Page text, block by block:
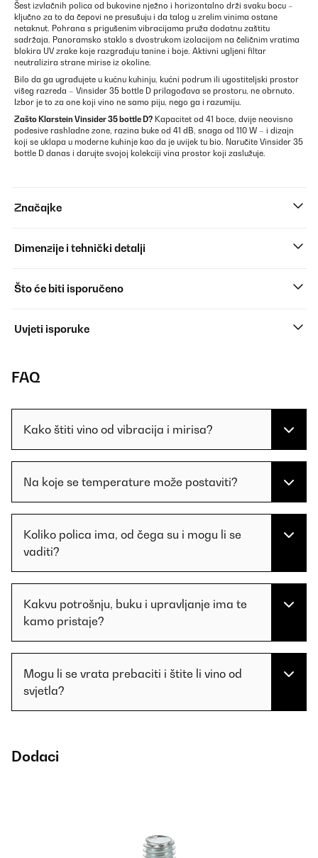
Šest izvlačnih polica od bukovine nježno i horizontalno drži svaku bocu –
ključno za to da čepovi ne presušuju i da talog u zrelim vinima ostane
netaknut. Pohrana s prigušenim vibracijama pruža dodatnu zaštitu
sadržaja. Panoramsko staklo s dvostrukom izolacijom na čeličnim vratima
blokira UV zrake koje razgrađuju tanine i boje. Aktivni ugljeni filtar
neutralizira strane mirise iz okoline.
Bilo da ga ugrađujete u kućnu kuhinju, kućni podrum ili ugostiteljski prostor
višeg razreda – Vinsider 35 bottle D prilagođava se prostoru, ne obrnuto.
Izbor je to za one koji vino ne samo piju, nego ga i razumiju.
Zašto Klarstein Vinsider 35 bottle D? Kapacitet od 41 boce, dvije neovisno
podesive rashladne zone, razina buke od 41 dB, snaga od 110 W – i dizajn
koji se uklapa u moderne kuhinje kao da je uvijek tu bio. Naručite Vinsider 35
bottle D danas i darujte svojoj kolekciji vina prostor koji zaslužuje.
Značajke
Dimenzije i tehnički detalji
Što će biti isporučeno
Uvjeti isporuke
FAQ
Kako štiti vino od vibracija i mirisa?
Na koje se temperature može postaviti?
Koliko polica ima, od čega su i mogu li se
vaditi?
Kakvu potrošnju, buku i upravljanje ima te
kamo pristaje?
Mogu li se vrata prebaciti i štite li vino od
svjetla?
Dodaci